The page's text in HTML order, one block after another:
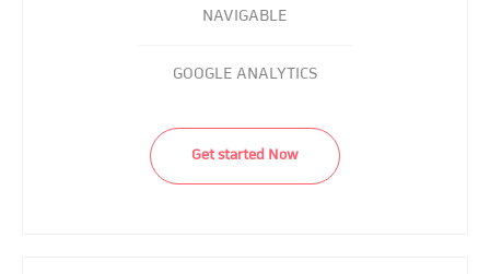
NAVIGABLE
GOOGLE ANALYTICS
Get started Now